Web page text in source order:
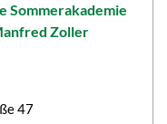
Sommerakademie
Zoller
47